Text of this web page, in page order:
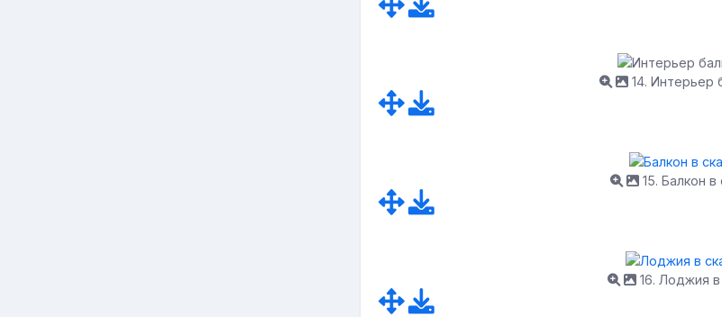
14. Интерьер
15. Балкон
16. Лоджия в